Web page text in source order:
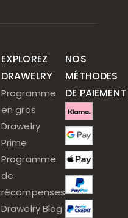
EXPLOREZ
DRAWELRY
Programme
en gros
Drawelry
Prime
Programme
de
récompenses
Drawelry Blog
NOS
MÉTHODES
DE PAIEMENT